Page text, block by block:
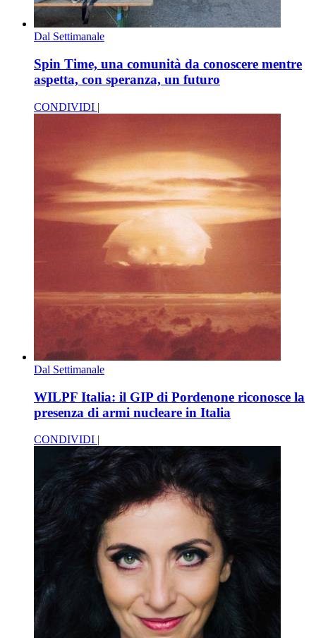
Dal Settimanale
Spin Time, una comunità da conoscere mentre
aspetta, con speranza, un futuro
CONDIVIDI |
Dal Settimanale
WILPF Italia: il GIP di Pordenone riconosce la
presenza di armi nucleare in Italia
CONDIVIDI |